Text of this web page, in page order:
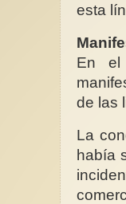
esta
En el
de las
La
había